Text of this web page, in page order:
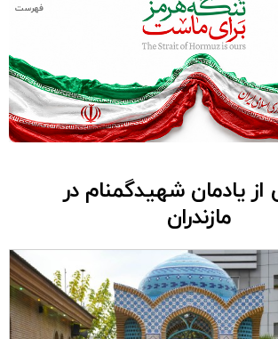
فهرست
از یادمان شهیدگمنام در
مازندران